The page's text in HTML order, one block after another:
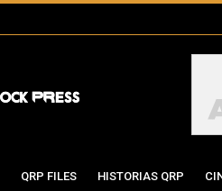
QRP FILES HISTORIAS QRP